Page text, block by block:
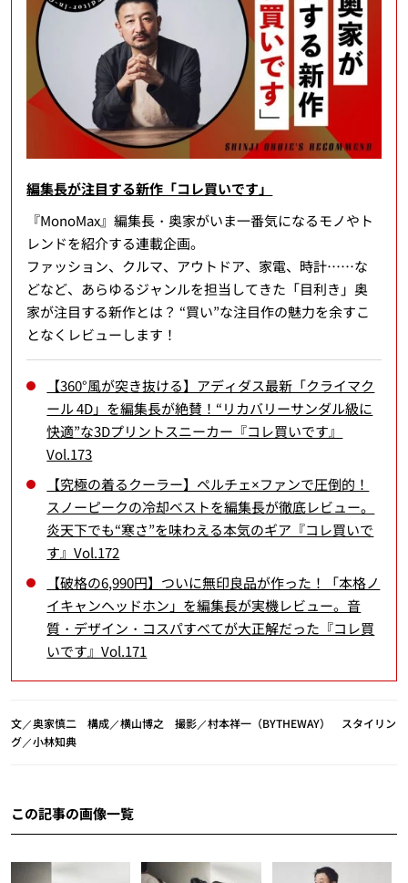
編集長が注目する新作「コレ買いです」
『MonoMax』編集長・奥家がいま一番気になるモノやト
レンドを紹介する連載企画。
ファッション、クルマ、アウトドア、家電、時計……な
どなど、あらゆるジャンルを担当してきた「目利き」奥
家が注目する新作とは？ “買い”な注目作の魅力を余すこ
となくレビューします！
【360°風が突き抜ける】アディダス最新「クライマク
ール 4D」を編集長が絶賛！“リカバリーサンダル級に
快適”な3Dプリントスニーカー『コレ買いです』
Vol.173
【究極の着るクーラー】ペルチェ×ファンで圧倒的！
スノーピークの冷却ベストを編集長が徹底レビュー。
炎天下でも“寒さ”を味わえる本気のギア『コレ買いで
す』Vol.172
【破格の6,990円】ついに無印良品が作った！「本格ノ
イキャンヘッドホン」を編集長が実機レビュー。音
質・デザイン・コスパすべてが大正解だった『コレ買
いです』Vol.171
文／奥家慎二 構成／横山博之 撮影／村本祥一（BYTHEWAY） スタイリン
グ／小林知典
この記事の画像一覧